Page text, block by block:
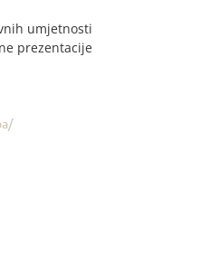
umjetnosti
prezentacije